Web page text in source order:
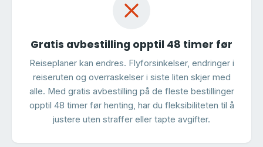
Gratis avbestilling opptil 48 timer før
Reiseplaner kan endres. Flyforsinkelser, endringer i
reiseruten og overraskelser i siste liten skjer med
alle. Med gratis avbestilling på de fleste bestillinger
opptil 48 timer før henting, har du fleksibiliteten til å
justere uten straffer eller tapte avgifter.